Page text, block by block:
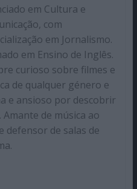
em Cultura e
com
em Jornalismo.
em Ensino de Inglês.
curioso sobre filmes e
de qualquer género e
e ansioso por descobrir
Amante de música ao
defensor de salas de